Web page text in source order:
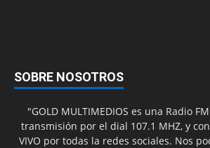
SOBRE NOSOTROS
"GOLD MULTIMEDIOS es una Radio
transmisión por el dial 107.1 MHZ, y
VIVO por todas la redes sociales. Nos